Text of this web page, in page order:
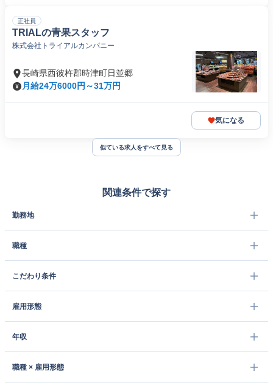
正社員
TRIALの青果スタッフ
株式会社トライアルカンパニー
長崎県西彼杵郡時津町日並郷
月給24万6000円～31万円
気になる
似ている求人をすべて見る
関連条件で探す
勤務地
職種
こだわり条件
雇用形態
年収
職種 × 雇用形態